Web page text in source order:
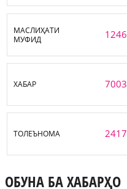
МАСЛИҲАТИ
МУФИД
1246
ХАБАР 7003
ТОЛЕЪНОМА 2417
ОБУНА БА ХАБАРҲО